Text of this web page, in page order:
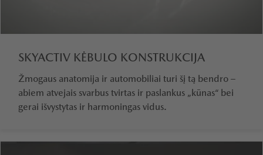
SKYACTIV KĖBULO KONSTRUKCIJA
Žmogaus anatomija ir automobiliai turi šį tą bendro –
abiem atvejais svarbus tvirtas ir paslankus „kūnas“ bei
gerai išvystytas ir harmoningas vidus.